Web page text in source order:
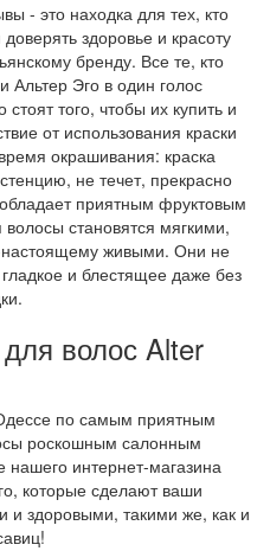
- это находка для тех, кто
здоровье и красоту
бренду. Все те, кто
Альтер Эго в один голос
того, чтобы их купить и
от использования краски
окрашивания: краска
не течет, прекрасно
приятным фруктовым
становятся мягкими,
живыми. Они не
и блестящее даже без
для волос Alter
по самым приятным
роскошным салонным
нашего интернет-магазина
, которые сделают ваши
здоровыми, такими же, как и